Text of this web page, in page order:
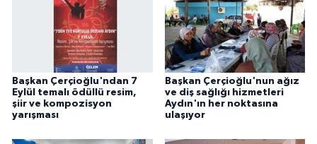
Başkan Çerçioğlu'ndan 7
Eylül temalı ödüllü resim,
şiir ve kompozisyon
yarışması
Başkan Çerçioğlu'nun ağız
ve diş sağlığı hizmetleri
Aydın'ın her noktasına
ulaşıyor